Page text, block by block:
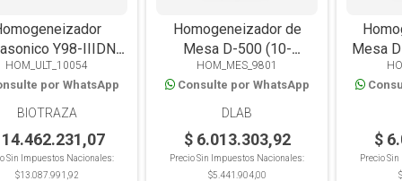
Y98-IIIDN
extractor
alta potencia
hasta 1000 ml
HOM_ULT_10054
por WhatsApp
BIOTRAZA
14.462.231,07
Sin Impuestos Nacionales:
$13.087.991,92
Homogeneizador de
Mesa D-500 (10-
5000ML)
HOM_MES_9801
Consulte por WhatsApp
DLAB
$ 6.013.303,92
Precio Sin Impuestos Nacionales:
$5.441.904,00
Mesa
$
Precio